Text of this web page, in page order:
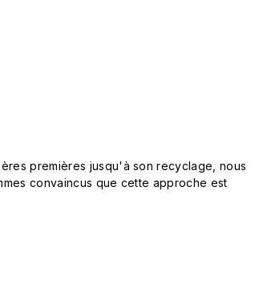
premières jusqu'à son recyclage, nous
convaincus que cette approche est